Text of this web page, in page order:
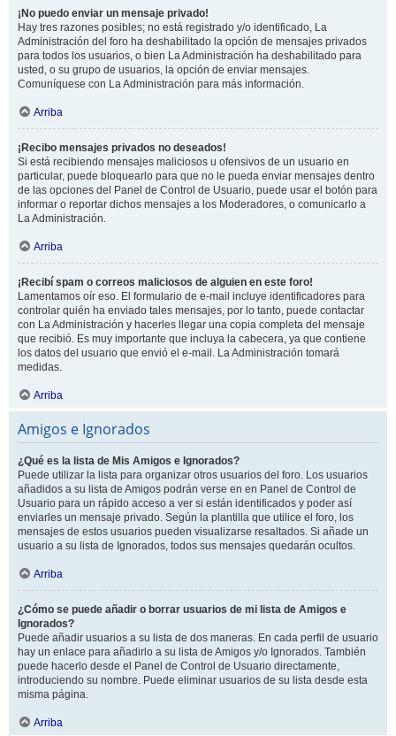
¡No puedo enviar un mensaje privado!
Hay tres razones posibles; no está registrado y/o identificado, La
Administración del foro ha deshabilitado la opción de mensajes privados
para todos los usuarios, o bien La Administración ha deshabilitado para
usted, o su grupo de usuarios, la opción de enviar mensajes.
Comuníquese con La Administración para más información.
Arriba
¡Recibo mensajes privados no deseados!
Si está recibiendo mensajes maliciosos u ofensivos de un usuario en
particular, puede bloquearlo para que no le pueda enviar mensajes dentro
de las opciones del Panel de Control de Usuario, puede usar el botón para
informar o reportar dichos mensajes a los Moderadores, o comunicarlo a
La Administración.
Arriba
¡Recibí spam o correos maliciosos de alguien en este foro!
Lamentamos oír eso. El formulario de e-mail incluye identificadores para
controlar quién ha enviado tales mensajes, por lo tanto, puede contactar
con La Administración y hacerles llegar una copia completa del mensaje
que recibió. Es muy importante que incluya la cabecera, ya que contiene
los datos del usuario que envió el e-mail. La Administración tomará
medidas.
Arriba
Amigos e Ignorados
¿Qué es la lista de Mis Amigos e Ignorados?
Puede utilizar la lista para organizar otros usuarios del foro. Los usuarios
añadidos a su lista de Amigos podrán verse en en Panel de Control de
Usuario para un rápido acceso a ver si están identificados y poder así
enviarles un mensaje privado. Según la plantilla que utilice el foro, los
mensajes de estos usuarios pueden visualizarse resaltados. Si añade un
usuario a su lista de Ignorados, todos sus mensajes quedarán ocultos.
Arriba
¿Cómo se puede añadir o borrar usuarios de mi lista de Amigos e
Ignorados?
Puede añadir usuarios a su lista de dos maneras. En cada perfil de usuario
hay un enlace para añadirlo a su lista de Amigos y/o Ignorados. También
puede hacerlo desde el Panel de Control de Usuario directamente,
introduciendo su nombre. Puede eliminar usuarios de su lista desde esta
misma página.
Arriba